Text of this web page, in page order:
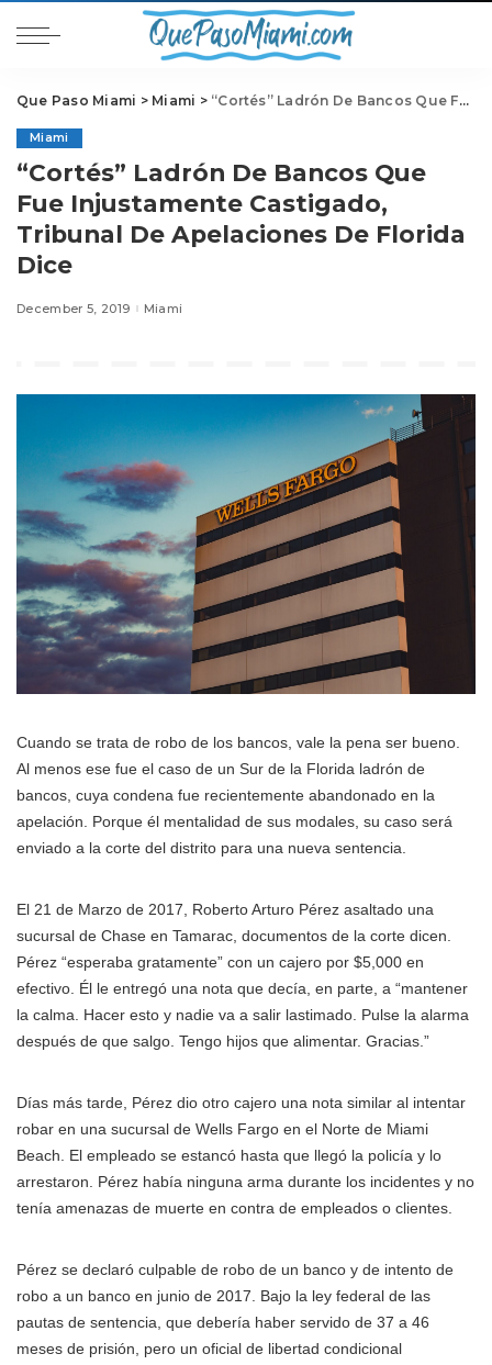
Que Paso Miami > Miami > “Cortés” Ladrón De Bancos Que Fue Injustamente Castigado, Tribunal De Apelaciones De Florida Dice
Miami
“Cortés” Ladrón De Bancos Que
Fue Injustamente Castigado,
Tribunal De Apelaciones De Florida
Dice
December 5, 2019 Miami
Cuando se trata de robo de los bancos, vale la pena ser bueno.
Al menos ese fue el caso de un Sur de la Florida ladrón de
bancos, cuya condena fue recientemente abandonado en la
apelación. Porque él mentalidad de sus modales, su caso será
enviado a la corte del distrito para una nueva sentencia.
El 21 de Marzo de 2017, Roberto Arturo Pérez asaltado una
sucursal de Chase en Tamarac, documentos de la corte dicen.
Pérez “esperaba gratamente” con un cajero por $5,000 en
efectivo. Él le entregó una nota que decía, en parte, a “mantener
la calma. Hacer esto y nadie va a salir lastimado. Pulse la alarma
después de que salgo. Tengo hijos que alimentar. Gracias.”
Días más tarde, Pérez dio otro cajero una nota similar al intentar
robar en una sucursal de Wells Fargo en el Norte de Miami
Beach. El empleado se estancó hasta que llegó la policía y lo
arrestaron. Pérez había ninguna arma durante los incidentes y no
tenía amenazas de muerte en contra de empleados o clientes.
Pérez se declaró culpable de robo de un banco y de intento de
robo a un banco en junio de 2017. Bajo la ley federal de las
pautas de sentencia, que debería haber servido de 37 a 46
meses de prisión, pero un oficial de libertad condicional